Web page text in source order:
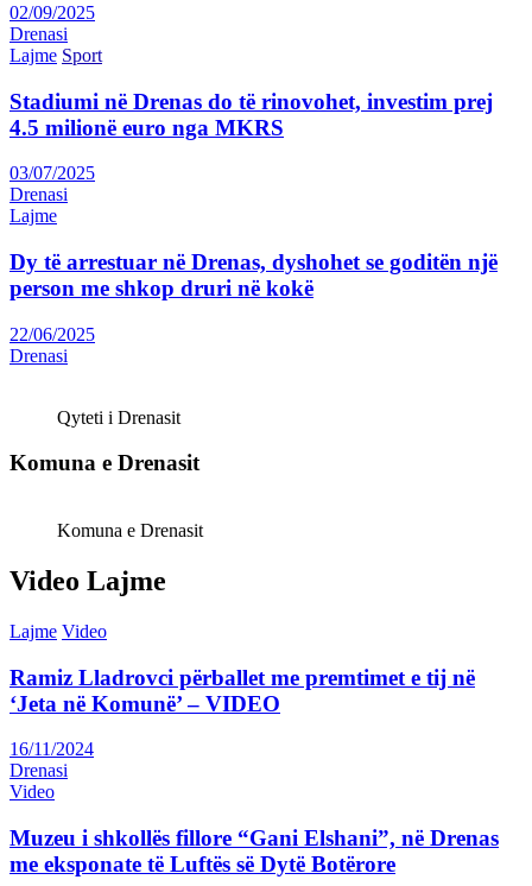
02/09/2025
Drenasi
Lajme Sport
Stadiumi në Drenas do të rinovohet, investim prej
4.5 milionë euro nga MKRS
03/07/2025
Drenasi
Lajme
Dy të arrestuar në Drenas, dyshohet se goditën një
person me shkop druri në kokë
22/06/2025
Drenasi
Qyteti i Drenasit
Komuna e Drenasit
Komuna e Drenasit
Video Lajme
Lajme Video
Ramiz Lladrovci përballet me premtimet e tij në
‘Jeta në Komunë’ – VIDEO
16/11/2024
Drenasi
Video
Muzeu i shkollës fillore “Gani Elshani”, në Drenas
me eksponate të Luftës së Dytë Botërore